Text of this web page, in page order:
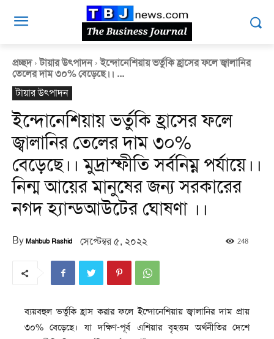
প্রচ্ছদ টায়ার উৎপাদন
ইন্দোনেশিয়ায় ভর্তুকি হ্রাসের ফলে জ্বালানির
তেলের দাম ৩০% বেড়েছে।। ...
টায়ার উৎপাদন
ইন্দোনেশিয়ায় ভর্তুকি হ্রাসের ফলে
জ্বালানির তেলের দাম ৩০%
বেড়েছে।। মুদ্রাস্ফীতি সর্বনিম্ন পর্যায়ে।।
নিন্ম আয়ের মানুষের জন্য সরকারের
নগদ হ্যান্ডআউটের ঘোষণা ।।
By Mahbub Rashid সেপ্টেম্বর ৫, ২০২২ 248
ব্যয়বহুল ভর্তুকি হ্রাস করার ফলে ইন্দোনেশিয়ায় জ্বালানির দাম প্রায়
৩০% বেড়েছে। যা দক্ষিণ-পূর্ব এশিয়ার বৃহত্তম অর্থনীতির দেশে